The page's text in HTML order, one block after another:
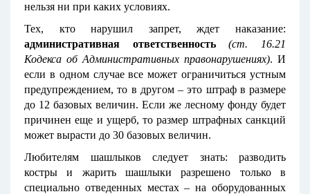
нельзя ни при каких условиях.
Тех, кто нарушил запрет, ждет наказание:
административная ответственность
(ст. 16.21
Кодекса об Административных правонарушениях). И
если в одном случае все может ограничиться устным
предупреждением, то в другом – это штраф в размере
до 12 базовых величин. Если же лесному фонду будет
причинен еще и ущерб, то размер штрафных санкций
может вырасти до 30 базовых величин.
Любителям шашлыков следует знать: разводить
костры и жарить шашлыки разрешено только в
специально отведенных местах – на оборудованных